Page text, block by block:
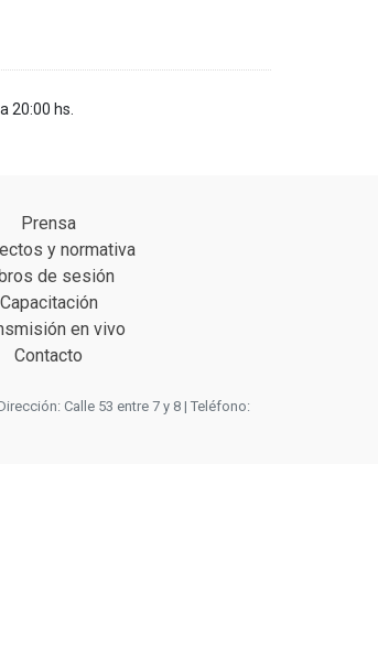
20:00 hs.
Prensa
y normativa
de sesión
Capacitación
en vivo
Contacto
Calle 53 entre 7 y 8 | Teléfono: